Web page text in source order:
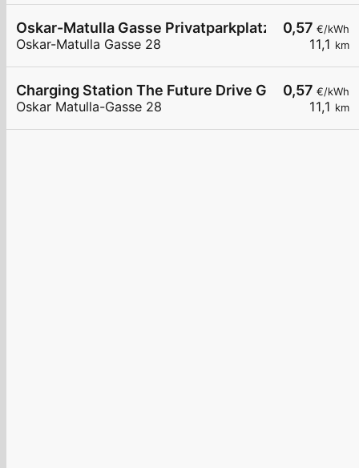
0,57 €/kWh
11,1 km
Oskar-Matulla Gasse Privatparkplatz
Oskar-Matulla Gasse 28
0,57 €/kWh
11,1 km
Charging Station The Future Drive GmbH AT
Oskar Matulla-Gasse 28